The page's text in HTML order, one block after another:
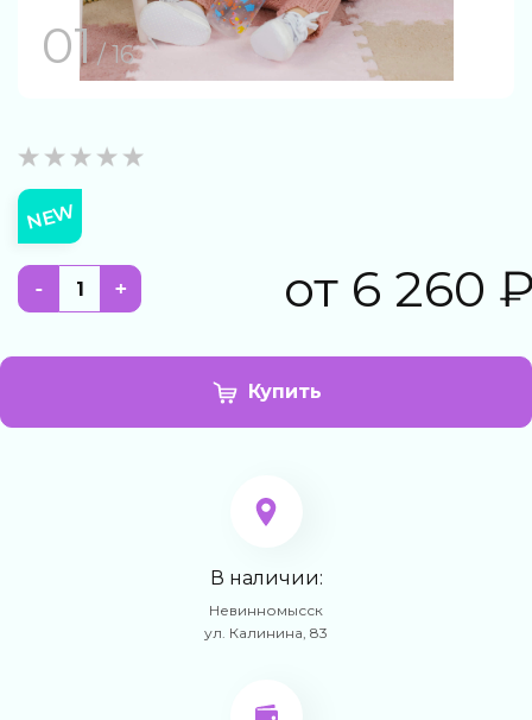
01/ 16
NEW
- + от 6 260
Купить
В наличии:
Невинномысск
ул. Калинина, 83